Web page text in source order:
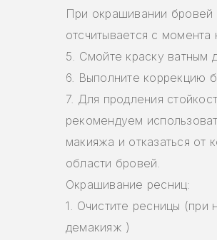
При окрашивании бровей
отсчитывается с момента
5. Смойте краску ватным
6. Выполните коррекцию
7. Для продления
рекомендуем
макияжа и отказаться от
области бровей.
Окрашивание ресниц:
1. Очистите ресницы (при
демакияж )